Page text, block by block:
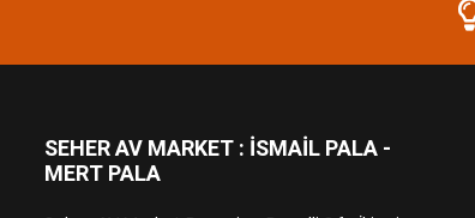
SEHER AV MARKET : İSMAIL PALA -
MERT PALA